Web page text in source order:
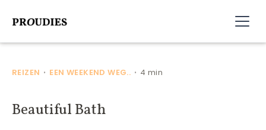
REIZEN • EEN WEEKEND WEG.. • 4 min
Beautiful Bath